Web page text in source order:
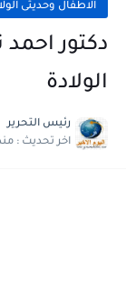
الاطفال وحديثى
دكتور
الولادة
رئيس التحرير
اخر تحديث :